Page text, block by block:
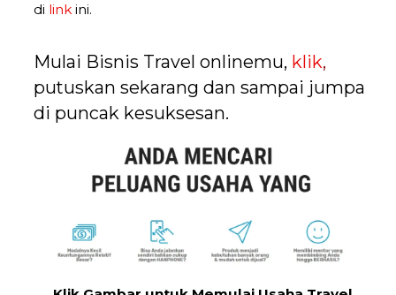
di link ini.
Mulai Bisnis Travel onlinemu, klik,
putuskan sekarang dan sampai jumpa
di puncak kesuksesan.